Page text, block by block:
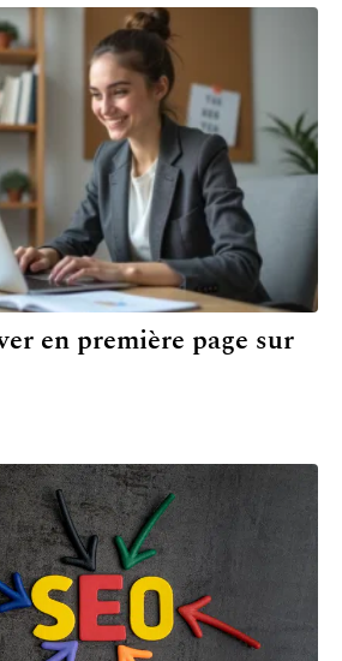
en première page sur